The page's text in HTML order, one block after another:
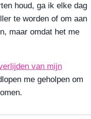
houd, ga ik elke dag
te worden of om aan
maar omdat het me
van mijn
me geholpen om